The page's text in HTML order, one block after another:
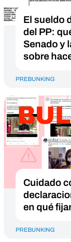
El sueldo
del PP:
Senado y
sobre
PREBUNKING
Cuidado
en qué
PREBUNKING